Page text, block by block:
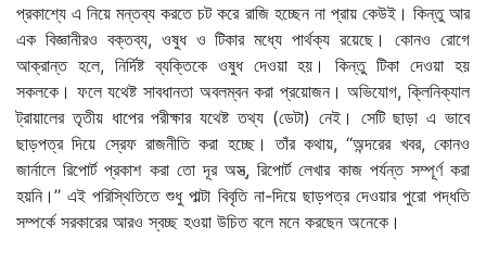
প্রকাশ্যে এ নিয়ে মন্তব্য করতে চট করে রাজি হচ্ছেন না প্রায় কেউই। কিন্তু আর
এক বিজ্ঞানীরও বক্তব্য, ওষুধ ও টিকার মধ্যে পার্থক্য রয়েছে। কোনও রোগে
আক্রান্ত হলে, নির্দিষ্ট ব্যক্তিকে ওষুধ দেওয়া হয়। কিন্তু টিকা দেওয়া হয়
সকলকে। ফলে যথেষ্ট সাবধানতা অবলম্বন করা প্রয়োজন। অভিযোগ, ক্লিনিক্যাল
ট্রায়ালের তৃতীয় ধাপের পরীক্ষার যথেষ্ট তথ্য (ডেটা) নেই। সেটি ছাড়া এ ভাবে
ছাড়পত্র দিয়ে স্রেফ রাজনীতি করা হচ্ছে। তাঁর কথায়, ‘‘অন্দরের খবর, কোনও
জার্নালে রিপোর্ট প্রকাশ করা তো দূর অস্ত্, রিপোর্ট লেখার কাজ পর্যন্ত সম্পূর্ণ করা
হয়নি।’’ এই পরিস্থিতিতে শুধু পাল্টা বিবৃতি না-দিয়ে ছাড়পত্র দেওয়ার পুরো পদ্ধতি
সম্পর্কে সরকারের আরও স্বচ্ছ হওয়া উচিত বলে মনে করছেন অনেকে।